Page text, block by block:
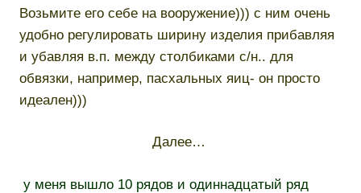
Возьмите его себе на вооружение))) с ним очень
удобно регулировать ширину изделия прибавляя
и убавляя в.п. между столбиками с/н.. для
обвязки, например, пасхальных яиц- он просто
идеален)))
Далее…
у меня вышло 10 рядов и одиннадцатый ряд